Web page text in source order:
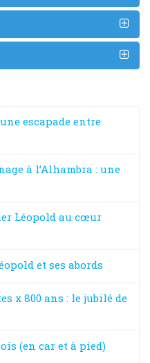
escapade entre
à l’Alhambra : une
Léopold au cœur
et ses abords
x 800 ans : le jubilé de
(en car et à pied)